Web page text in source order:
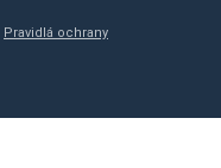
Pravidlá ochrany